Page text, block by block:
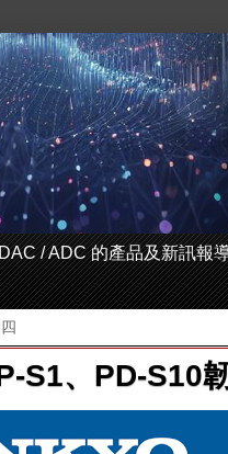
/ ADC 的產品及新訊報
S1、PD-S10